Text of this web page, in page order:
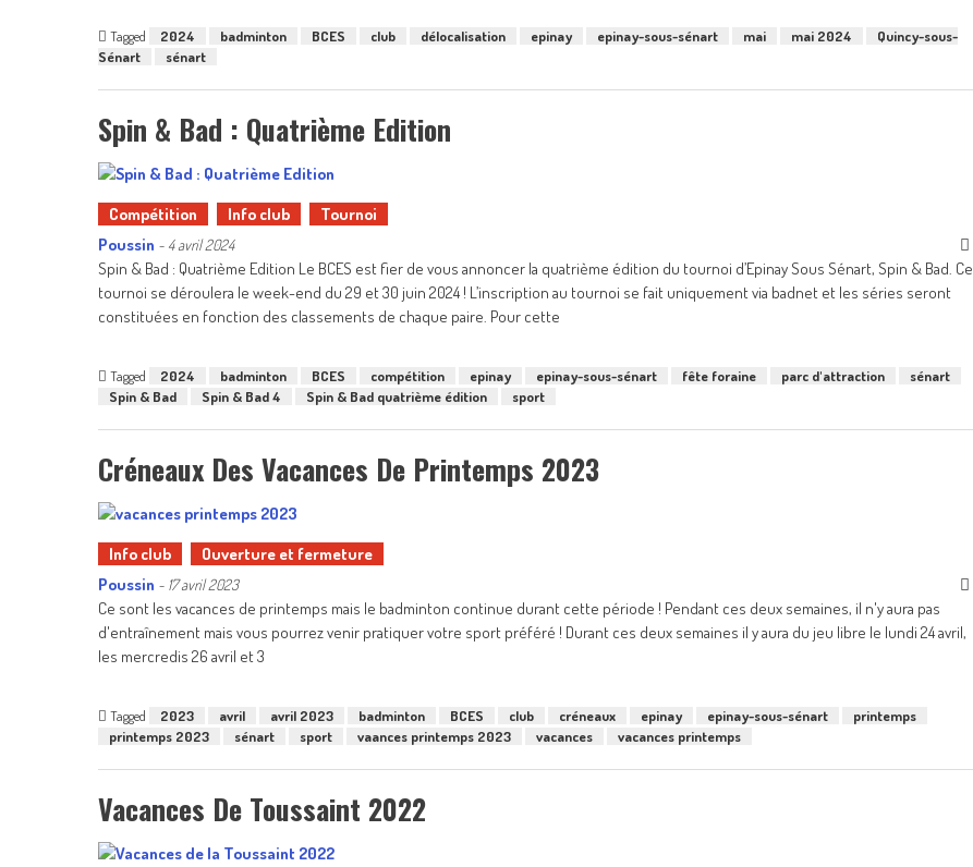
Tagged 2024 badminton BCES club délocalisation epinay epinay-sous-sénart mai mai 2024
Quincy-sous-
Sénart
sénart
Spin & Bad : Quatrième Edition
Compétition Info club
Tournoi
Poussin - 4 avril 2024
Spin & Bad : Quatrième Edition Le BCES est fier de vous annoncer la quatrième édition du tournoi d’Epinay Sous Sénart, Spin & Bad. Ce
tournoi se déroulera le week-end du 29 et 30 juin 2024 ! L’inscription au tournoi se fait uniquement via badnet et les séries seront
constituées en fonction des classements de chaque paire. Pour cette
Tagged 2024 badminton BCES compétition epinay epinay-sous-sénart fête foraine parc d'attraction
sénart
Spin & Bad
Spin & Bad 4 Spin & Bad quatrième édition sport
Créneaux Des Vacances De Printemps 2023
Info club
Ouverture et fermeture
Poussin - 17 avril 2023
Ce sont les vacances de printemps mais le badminton continue durant cette période ! Pendant ces deux semaines, il n'y aura pas
d'entraînement mais vous pourrez venir pratiquer votre sport préféré ! Durant ces deux semaines il y aura du jeu libre le lundi 24 avril,
les mercredis 26 avril et 3
Tagged 2023 avril avril 2023 badminton BCES club créneaux epinay epinay-sous-sénart
printemps
printemps 2023
sénart sport vaances printemps 2023 vacances vacances printemps
Vacances De Toussaint 2022